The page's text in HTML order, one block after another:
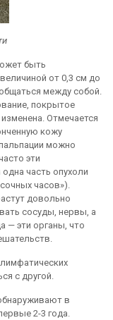
быть
от 0,3 см до
между собой.
покрытое
Отмечается
кожу
можно
эти
часть опухоли
часов»).
довольно
сосуды, нервы, а
— эти органы, что
с другой.
в
2-3 года.